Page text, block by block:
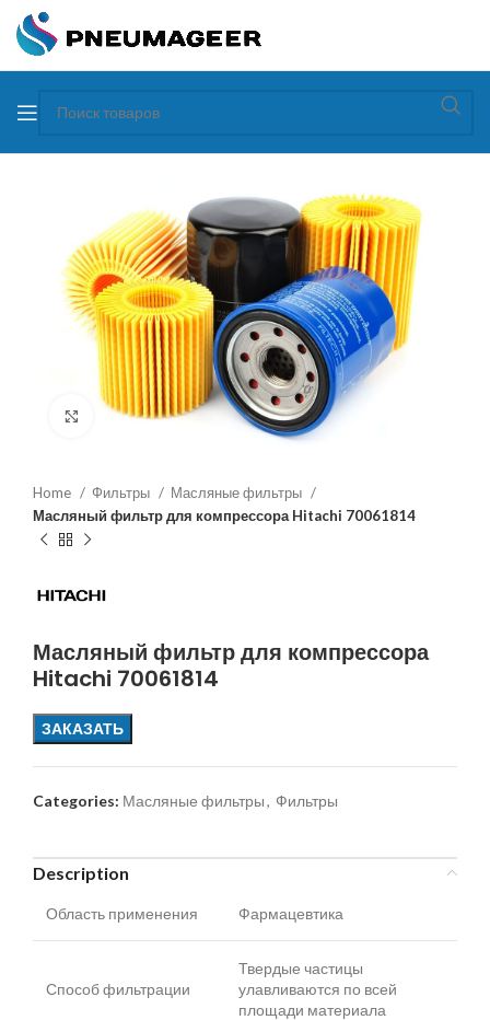
Увеличить
Home Фильтры
Масляные фильтры
Масляный фильтр для компрессора Hitachi 70061814
Масляный фильтр для компрессора
Hitachi 70061814
ЗАКАЗАТЬ
Categories: Масляные фильтры, Фильтры
Description
Область применения Фармацевтика
Способ фильтрации
Твердые частицы
улавливаются по всей
площади материала